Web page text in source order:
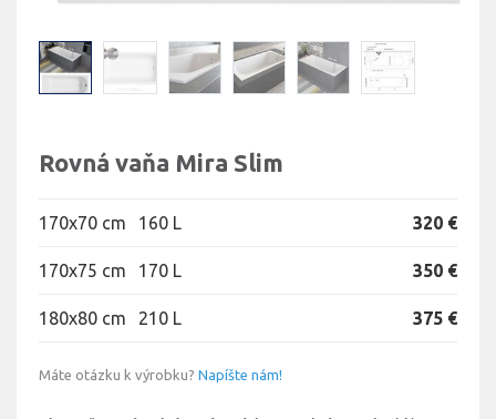
Rovná vaňa Mira Slim
170x70 cm 160 L 320 €
170x75 cm 170 L 350 €
180x80 cm 210 L 375 €
Máte otázku k výrobku? Napíšte nám!